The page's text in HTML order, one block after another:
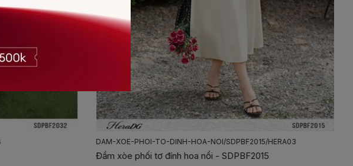
DAM-XOE-PHOI-TO-DINH-HOA-NOI/SDPBF2015/HERA03
Đầm xòe phối tơ đính hoa nổi - SDPBF2015